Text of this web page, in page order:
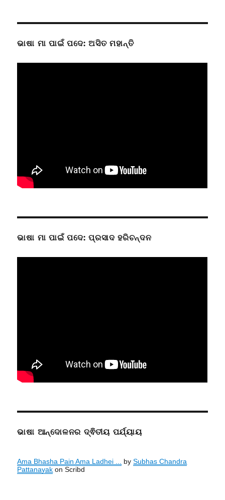
ଭାଷା ମା ପାଇଁ ପଦେ: ଅସିତ ମହାନ୍ତି
ଭାଷା ମା ପାଇଁ ପଦେ: ପ୍ରସାଦ ହରିଚନ୍ଦନ
ଭାଷା ଆନ୍ଦୋଳନର ଦ୍ଵିତୀୟ ପର୍ଯ୍ୟାୟ
Ama Bhasha Pain Ama Ladhei ... bySubhas Chandra
Pattanayak on Scribd